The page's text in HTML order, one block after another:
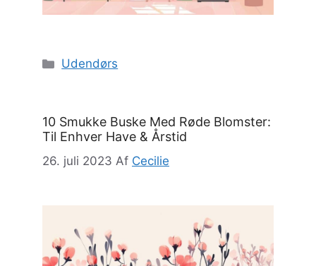
Kategorier
Udendørs
10 Smukke Buske Med Røde Blomster:
Til Enhver Have & Årstid
26. juli 2023 Af Cecilie